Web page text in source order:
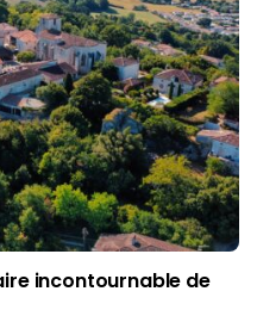
incontournable de